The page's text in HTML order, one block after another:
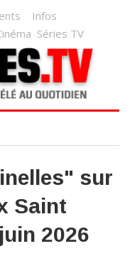
Infos
Séries TV
sur
Saint
2026